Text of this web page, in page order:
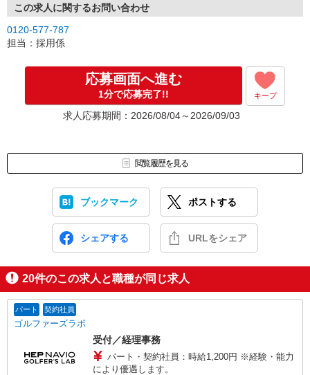
就業にあたっての手続きを行います。
↓
［5］お仕事スタート
出勤初日は営業担当が同行するので
※ご応募のタイミングによっては募集が終了している場合もござい
ます。予めご了承ください。
この求人に関するお問い合わせ
0120-577-787
担当：採用係
応募画面へ進む
1分で応募完了!! キープ
求人応募期間：2026/08/04～2026/09/03
閲覧履歴を見る
ブックマーク ポストする
シェアする URLをシェア
20件のこの求人と職種が同じ求人
パート 契約社員
ゴルファーズラボ
受付／経理事務
パート・契約社員：時給1,200円 ※経験・能力
により優遇します。